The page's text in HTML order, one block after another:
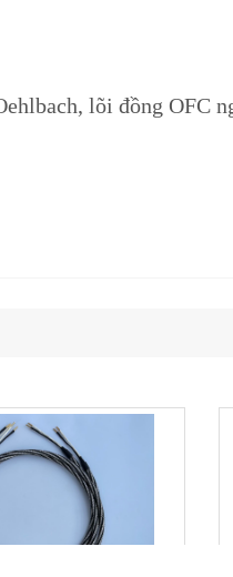
lõi đồng OFC